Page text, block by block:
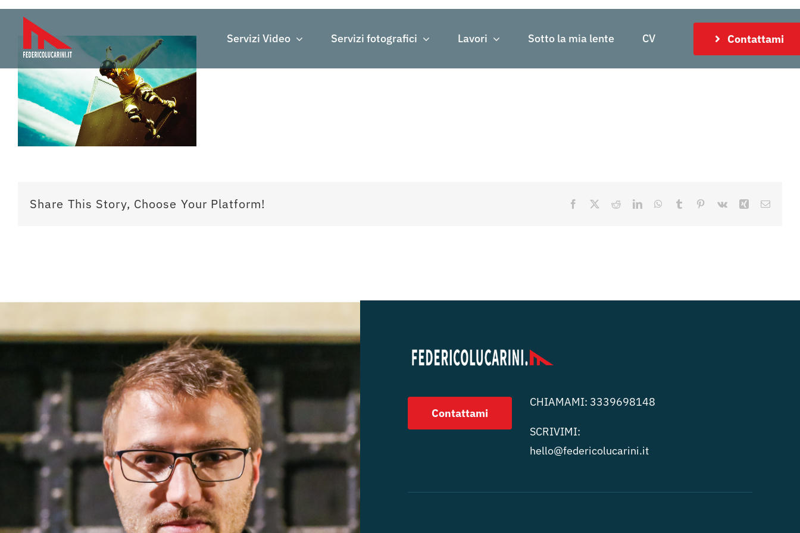
Salta
contenuto
Servizi Video Servizi fotografici Lavori Sotto la mia lente CV Contattami
Share This Story, Choose Your Platform! Facebook RedditLinkedInWhatsApp
Tumblr Pinterest
Vk Xing Email
Contattami
CHIAMAMI: 3339698148
SCRIVIMI:
hello@federicolucarini.it